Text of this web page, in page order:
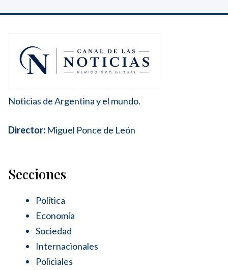
Noticias de Argentina y el mundo.
Director: Miguel Ponce de León
Secciones
Política
Economía
Sociedad
Internacionales
Policiales